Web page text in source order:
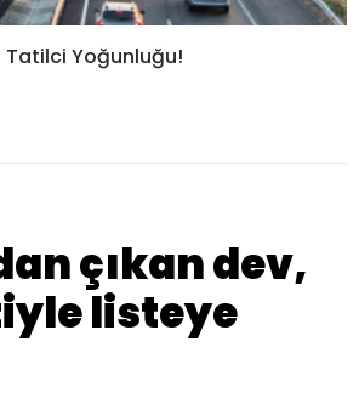
Yoğunluğu!
çıkan dev,
listeye